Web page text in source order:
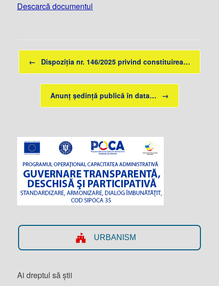
Descarcă documentul
← Dispoziția nr. 146/2025 privind constituirea…
Anunț ședință publică în data… →
URBANISM
Ai dreptul să știi